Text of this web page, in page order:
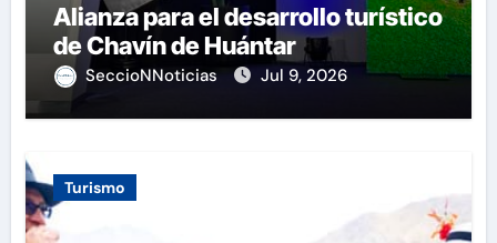
Alianza para el desarrollo turístico
de Chavín de Huántar
SeccioNNoticias Jul 9, 2026
Turismo